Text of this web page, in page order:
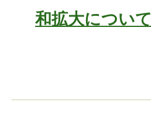
和拡大について